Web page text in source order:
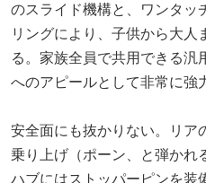
のスライド機構と、ワンタッ
リングにより、子供から大
る。家族全員で共用できる汎
へのアピールとして非常に強
安全面にも抜かりない。リア
乗り上げ（ポーン、と弾かれ
ハブにはストッパーピンを装